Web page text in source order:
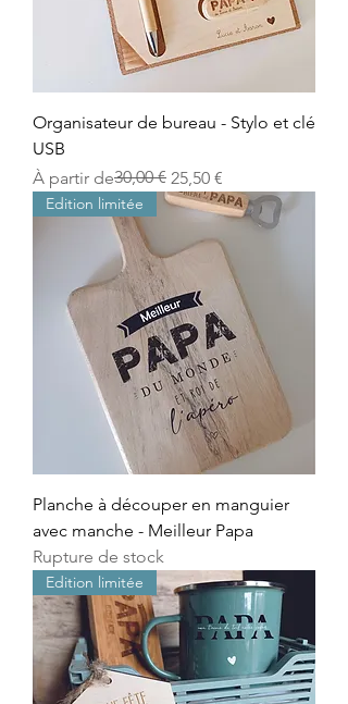
Organisateur de bureau - Stylo et clé
USB
À partir de
Prix original30,00 € 25,50 €
Prix promotionnel
Edition limitée
Planche à découper en manguier
avec manche - Meilleur Papa
Rupture de stock
Edition limitée